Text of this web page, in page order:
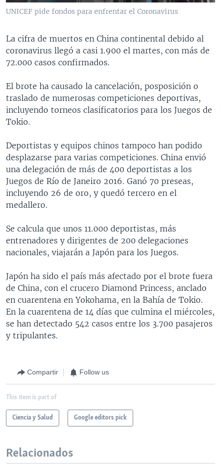
UNICEF pide fondos para enfrentar el Coronavirus
La cifra de muertos en China continental debido al
coronavirus llegó a casi 1.900 el martes, con más de
72.000 casos confirmados.
El brote ha causado la cancelación, posposición o
traslado de numerosas competiciones deportivas,
incluyendo torneos clasificatorios para los Juegos de
Tokio.
Deportistas y equipos chinos tampoco han podido
desplazarse para varias competiciones. China envió
una delegación de más de 400 deportistas a los
Juegos de Río de Janeiro 2016. Ganó 70 preseas,
incluyendo 26 de oro, y quedó tercero en el
medallero.
Se calcula que unos 11.000 deportistas, más
entrenadores y dirigentes de 200 delegaciones
nacionales, viajarán a Japón para los Juegos.
Japón ha sido el país más afectado por el brote fuera
de China, con el crucero Diamond Princess, anclado
en cuarentena en Yokohama, en la Bahía de Tokio.
En la cuarentena de 14 días que culmina el miércoles,
se han detectado 542 casos entre los 3.700 pasajeros
y tripulantes.
Compartir Follow us
This item is part of
Ciencia y Salud Google editors pick
Relacionados